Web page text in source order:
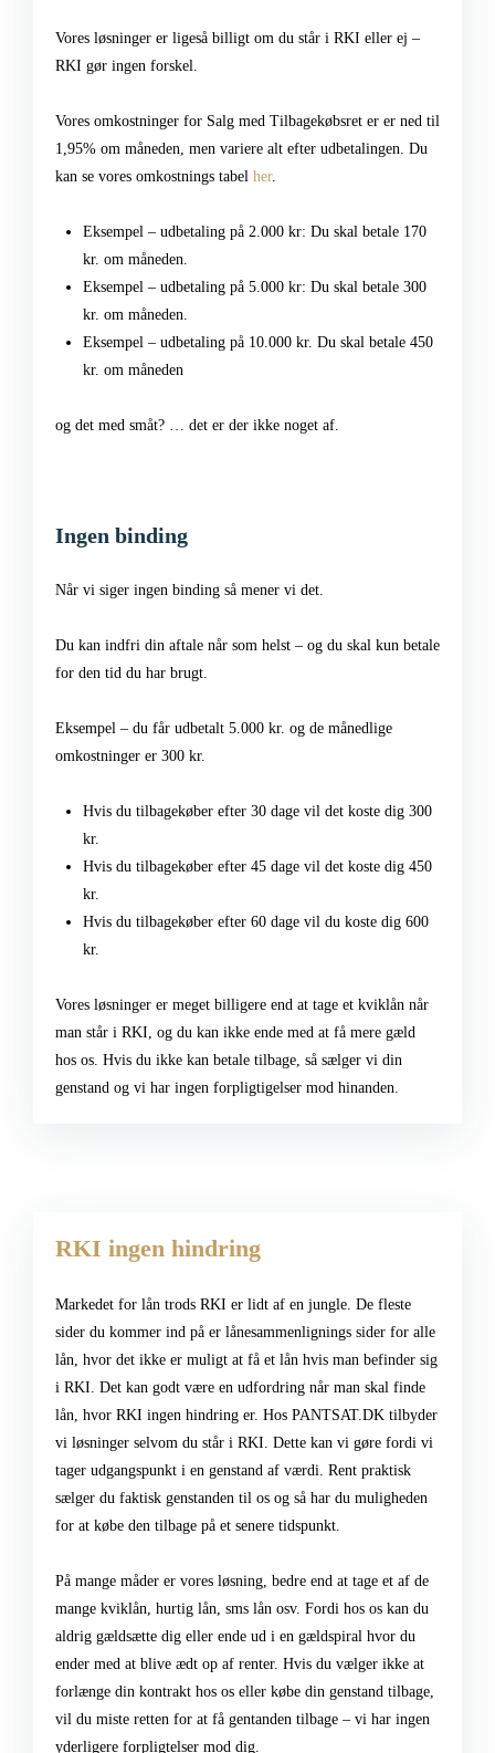
Vores løsninger er ligeså billigt om du står i RKI eller ej –
RKI gør ingen forskel.
Vores omkostninger for Salg med Tilbagekøbsret er er ned til
1,95% om måneden, men variere alt efter udbetalingen. Du
kan se vores omkostnings tabel her.
Eksempel – udbetaling på 2.000 kr: Du skal betale 170
kr. om måneden.
Eksempel – udbetaling på 5.000 kr: Du skal betale 300
kr. om måneden.
Eksempel – udbetaling på 10.000 kr. Du skal betale 450
kr. om måneden
og det med småt? … det er der ikke noget af.
Ingen binding
Når vi siger ingen binding så mener vi det.
Du kan indfri din aftale når som helst – og du skal kun betale
for den tid du har brugt.
Eksempel – du får udbetalt 5.000 kr. og de månedlige
omkostninger er 300 kr.
Hvis du tilbagekøber efter 30 dage vil det koste dig 300
kr.
Hvis du tilbagekøber efter 45 dage vil det koste dig 450
kr.
Hvis du tilbagekøber efter 60 dage vil du koste dig 600
kr.
Vores løsninger er meget billigere end at tage et kviklån når
man står i RKI, og du kan ikke ende med at få mere gæld
hos os. Hvis du ikke kan betale tilbage, så sælger vi din
genstand og vi har ingen forpligtigelser mod hinanden.
RKI ingen hindring
Markedet for lån trods RKI er lidt af en jungle. De fleste
sider du kommer ind på er lånesammenlignings sider for alle
lån, hvor det ikke er muligt at få et lån hvis man befinder sig
i RKI. Det kan godt være en udfordring når man skal finde
lån, hvor RKI ingen hindring er. Hos PANTSAT.DK tilbyder
vi løsninger selvom du står i RKI. Dette kan vi gøre fordi vi
tager udgangspunkt i en genstand af værdi. Rent praktisk
sælger du faktisk genstanden til os og så har du muligheden
for at købe den tilbage på et senere tidspunkt.
På mange måder er vores løsning, bedre end at tage et af de
mange kviklån, hurtig lån, sms lån osv. Fordi hos os kan du
aldrig gældsætte dig eller ende ud i en gældspiral hvor du
ender med at blive ædt op af renter. Hvis du vælger ikke at
forlænge din kontrakt hos os eller købe din genstand tilbage,
vil du miste retten for at få gentanden tilbage – vi har ingen
yderligere forpligtelser mod dig.